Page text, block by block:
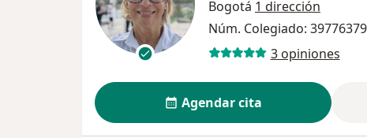
Bogotá 1 dirección
Núm. Colegiado: 39776379
3 opiniones
Agendar cita